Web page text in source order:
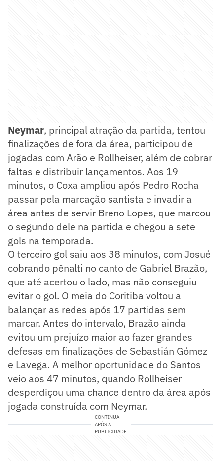
Neymar, principal atração da partida, tentou
finalizações de fora da área, participou de
jogadas com Arão e Rollheiser, além de cobrar
faltas e distribuir lançamentos. Aos 19
minutos, o Coxa ampliou após Pedro Rocha
passar pela marcação santista e invadir a
área antes de servir Breno Lopes, que marcou
o segundo dele na partida e chegou a sete
gols na temporada.
O terceiro gol saiu aos 38 minutos, com Josué
cobrando pênalti no canto de Gabriel Brazão,
que até acertou o lado, mas não conseguiu
evitar o gol. O meia do Coritiba voltou a
balançar as redes após 17 partidas sem
marcar. Antes do intervalo, Brazão ainda
evitou um prejuízo maior ao fazer grandes
defesas em finalizações de Sebastián Gómez
e Lavega. A melhor oportunidade do Santos
veio aos 47 minutos, quando Rollheiser
desperdiçou uma chance dentro da área após
jogada construída com Neymar.
CONTINUA
APÓS A
PUBLICIDADE